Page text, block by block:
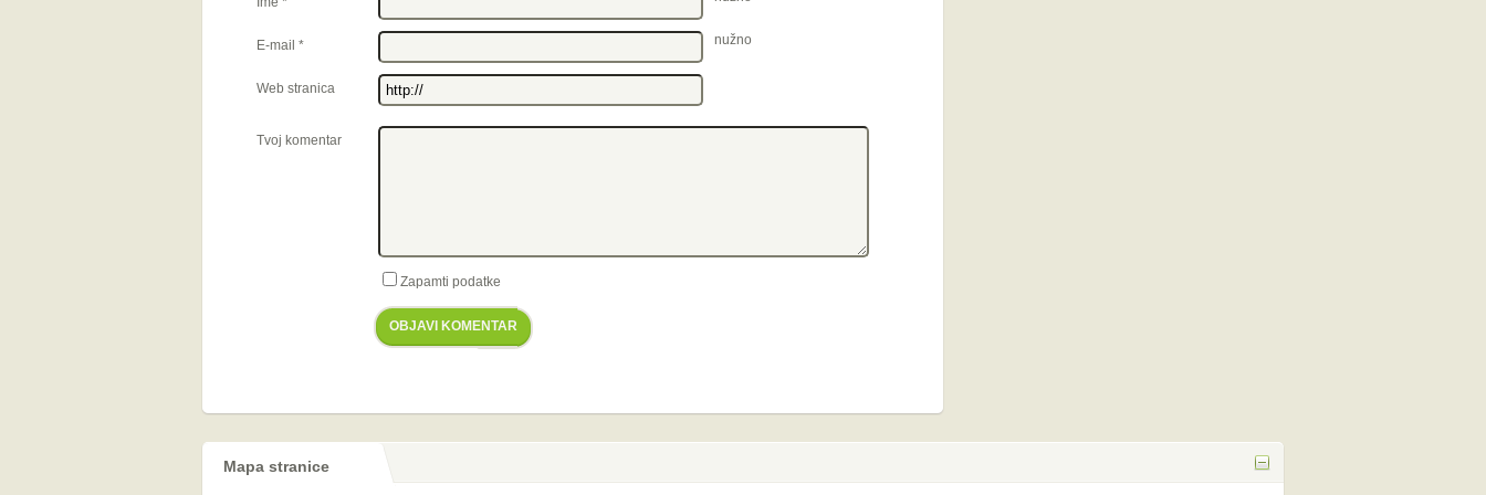
E-mail * nužno
Web stranica
Tvoj komentar
Zapamti podatke
OBJAVI KOMENTAR
Mapa stranice